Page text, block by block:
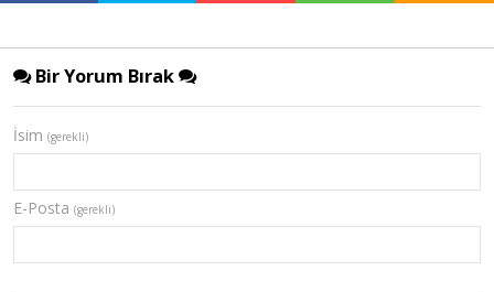
Bir Yorum Bırak
İsim (gerekli)
E-Posta (gerekli)